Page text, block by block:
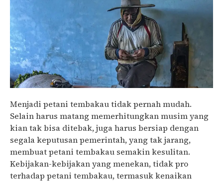
Menjadi petani tembakau tidak pernah mudah.
Selain harus matang memerhitungkan musim yang
kian tak bisa ditebak, juga harus bersiap dengan
segala keputusan pemerintah, yang tak jarang,
membuat petani tembakau semakin kesulitan.
Kebijakan-kebijakan yang menekan, tidak pro
terhadap petani tembakau, termasuk kenaikan